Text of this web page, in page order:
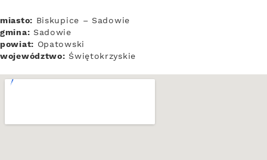
miasto: Biskupice – Sadowie
gmina: Sadowie
powiat: Opatowski
województwo: Świętokrzyskie